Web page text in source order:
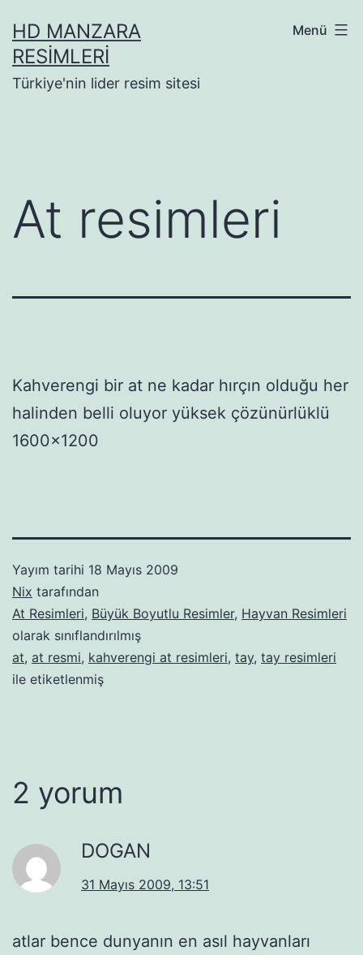
geçHD MANZARA
RESIMLERI
Türkiye'nin lider resim sitesi
Menü
At resimleri
Kahverengi bir at ne kadar hırçın olduğu her
halinden belli oluyor yüksek çözünürlüklü
1600×1200
Yayım tarihi 18 Mayıs 2009
Nix tarafından
At Resimleri, Büyük Boyutlu Resimler, Hayvan Resimleri
olarak sınıflandırılmış
at, at resmi, kahverengi at resimleri, tay, tay resimleri
ile etiketlenmiş
2 yorum
DOGAN
31 Mayıs 2009, 13:51
atlar bence dunyanın en asıl hayvanları